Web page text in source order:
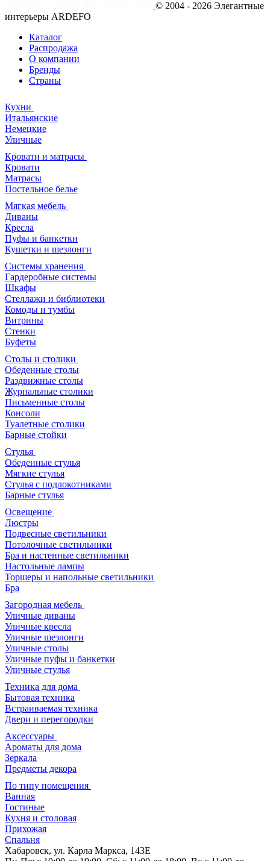
© 2004 - 2026 Элегантные
интерьеры ARDEFO
Каталог
Распродажа
О компании
Бренды
Страны
Кухни
Итальянские
Немецкие
Уличные
Кровати и матрасы
Кровати
Матрасы
Постельное белье
Мягкая мебель
Диваны
Кресла
Пуфы и банкетки
Кушетки и шезлонги
Системы хранения
Гардеробные системы
Шкафы
Стеллажи и библиотеки
Комоды и тумбы
Витрины
Стенки
Буфеты
Столы и столики
Обеденные столы
Раздвижные столы
Журнальные столики
Письменные столы
Консоли
Туалетные столики
Барные стойки
Стулья
Обеденные стулья
Мягкие стулья
Стулья с подлокотниками
Барные стулья
Освещение
Люстры
Подвесные светильники
Потолочные светильники
Бра и настенные светильники
Настольные лампы
Торшеры и напольные светильники
Бра
Загородная мебель
Уличные диваны
Уличные кресла
Уличные шезлонги
Уличные столы
Уличные пуфы и банкетки
Уличные стулья
Техника для дома
Бытовая техника
Встраиваемая техника
Двери и перегородки
Аксессуары
Ароматы для дома
Зеркала
Предметы декора
По типу помещения
Ванная
Гостиные
Кухня и столовая
Прихожая
Спальня
Хабаровск, ул. Карла Маркса, 143Е